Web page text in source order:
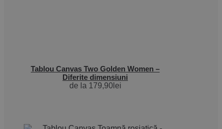
Tablou Canvas Two Golden Women –
Diferite dimensiuni
de la 179,90 lei